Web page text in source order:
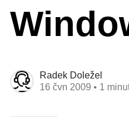
Radek Doležel
16 čvn 2009 • 1